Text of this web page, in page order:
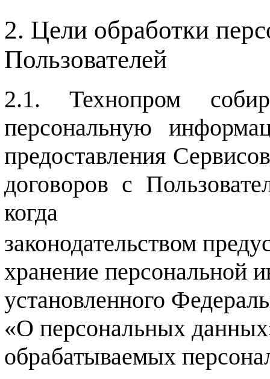
Цели обработки
Пользователей
Технопром
персональную
предоставления
договоров с
когда
законодательством
хранение персональной
установленного
«О персональных
обрабатываемых